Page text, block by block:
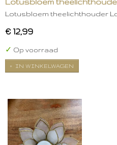
Lotusbloem theelichthouder
€ 12,99
✓ Op voorraad
IN WINKELWAGEN